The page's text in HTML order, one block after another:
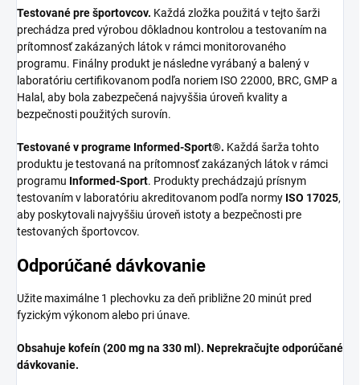
Testované pre športovcov. Každá zložka použitá v tejto šarži
prechádza pred výrobou dôkladnou kontrolou a testovaním na
prítomnosť zakázaných látok v rámci monitorovaného
programu. Finálny produkt je následne vyrábaný a balený v
laboratóriu certifikovanom podľa noriem ISO 22000, BRC, GMP a
Halal, aby bola zabezpečená najvyššia úroveň kvality a
bezpečnosti použitých surovín.
Testované v programe Informed-Sport®. Každá šarža tohto
produktu je testovaná na prítomnosť zakázaných látok v rámci
programu Informed-Sport. Produkty prechádzajú prísnym
testovaním v laboratóriu akreditovanom podľa normy ISO 17025,
aby poskytovali najvyššiu úroveň istoty a bezpečnosti pre
testovaných športovcov.
Odporúčané dávkovanie
Užite maximálne 1 plechovku za deň približne 20 minút pred
fyzickým výkonom alebo pri únave.
Obsahuje kofeín (200 mg na 330 ml). Neprekračujte odporúčané
dávkovanie.